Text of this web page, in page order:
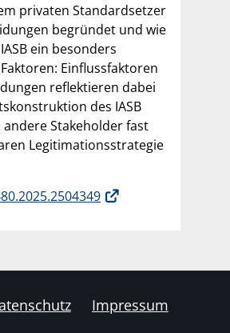
privaten Standardsetzer
begründet und wie
ein besonders
Einflussfaktoren
reflektieren dabei
des IASB
andere Stakeholder fast
Legitimationsstrategie
Impressum